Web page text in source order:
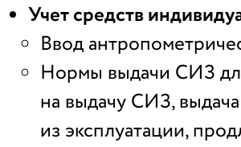
Учет средств
Ввод
Нормы выдачи СИЗ
на выдачу СИЗ,
из эксплуатации,